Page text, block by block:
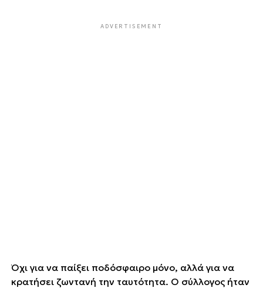
ADVERTISEMENT
Όχι για να παίξει ποδόσφαιρο μόνο, αλλά για να
κρατήσει ζωντανή την ταυτότητα. Ο σύλλογος ήταν